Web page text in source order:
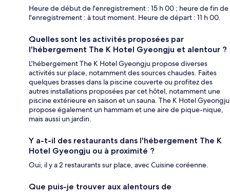
Heure de début de l'enregistrement : 15 h 00 ; heure de fin de
l'enregistrement : à tout moment. Heure de départ : 11 h 00.
Quelles sont les activités proposées par
l'hébergement The K Hotel Gyeongju et alentour ?
L'hébergement The K Hotel Gyeongju propose diverses
activités sur place, notamment des sources chaudes. Faites
quelques brasses dans la piscine couverte ou profitez des
autres installations proposées par cet hôtel, notamment une
piscine extérieure en saison et un sauna. The K Hotel Gyeongju
propose également un hammam et une aire de pique-nique,
mais aussi un jardin.
Y a-t-il des restaurants dans l'hébergement The K
Hotel Gyeongju ou à proximité ?
Oui, il y a 2 restaurants sur place, avec Cuisine coréenne.
Que puis-je trouver aux alentours de